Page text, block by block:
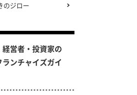
のジロー
営者・投資家の
ランチャイズガイ